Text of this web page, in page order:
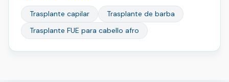
Trasplante capilar
Trasplante de barba
Trasplante FUE para cabello afro